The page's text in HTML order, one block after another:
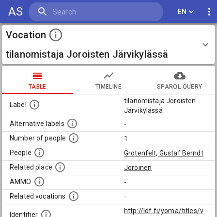
AS EN
Vocation
tilanomistaja Joroisten Järvikylässä
TABLE TIMELINE SPARQL QUERY
Label
tilanomistaja Joroisten
Järvikylässä
Alternative labels
-
Number of people
1
People
Grotenfelt, Gustaf Berndt
Related place
Joroinen
AMMO
-
Related vocations
-
Identifier
http://ldf.fi/yoma/titles/v